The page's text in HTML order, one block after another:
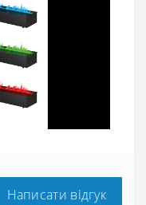
Написати відгук